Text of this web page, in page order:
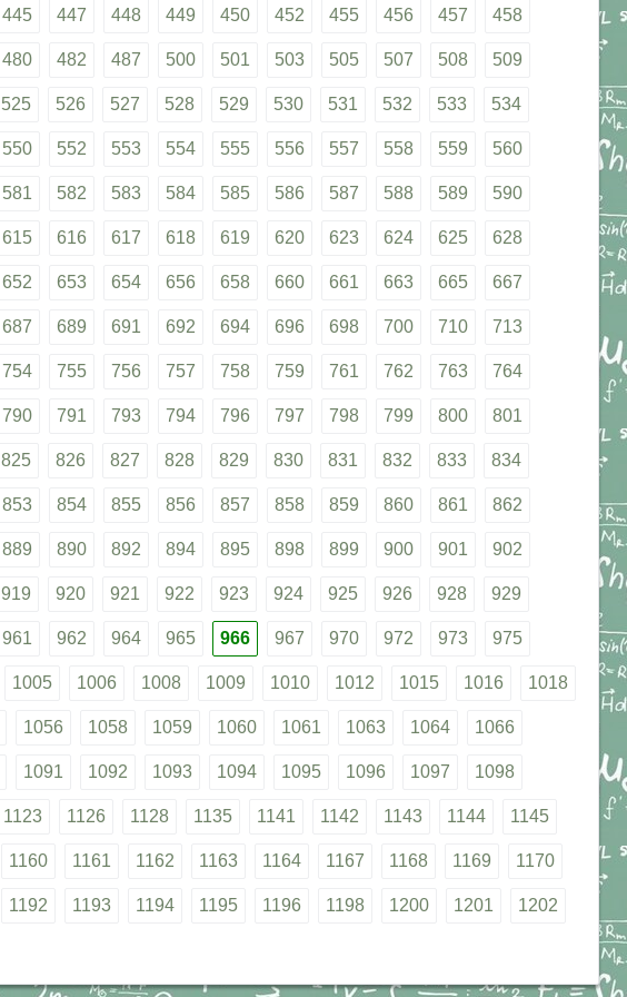
445 447 448 449 450 452 455 456 457 458
480 482 487 500 501 503 505 507 508 509
525 526 527 528 529 530 531 532 533 534
550 552 553 554 555 556 557 558 559 560
581 582 583 584 585 586 587 588 589 590
615 616 617 618 619 620 623 624 625 628
652 653 654 656 658 660 661 663 665 667
687 689 691 692 694 696 698 700 710 713
754 755 756 757 758 759 761 762 763 764
790 791 793 794 796 797 798 799 800 801
825 826 827 828 829 830 831 832 833 834
853 854 855 856 857 858 859 860 861 862
889 890 892 894 895 898 899 900 901 902
919 920 921 922 923 924 925 926 928 929
961 962 964 965 966 967 970 972 973 975
1005 1006 1008 1009 1010 1012 1015 1016 1018
1056 1058 1059 1060 1061 1063 1064 1066
1091 1092 1093 1094 1095 1096 1097 1098
1123 1126 1128 1135 1141 1142 1143 1144 1145
1160 1161 1162 1163 1164 1167 1168 1169 1170
1192 1193 1194 1195 1196 1198 1200 1201 1202